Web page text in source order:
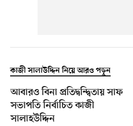
কাজী সালাউদ্দিন নিয়ে আরও পড়ুন
আবারও বিনা প্রতিদ্বন্দ্বিতায় সাফ
সভাপতি নির্বাচিত কাজী
সালাহউদ্দিন